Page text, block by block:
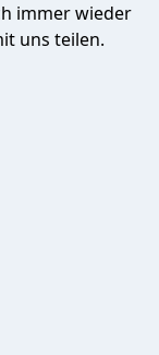
immer wieder
uns teilen.